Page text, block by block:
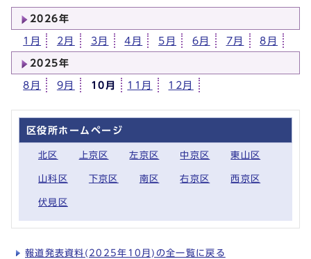
2026年
1月 2月 3月 4月 5月 6月 7月 8月
2025年
8月 9月 10月 11月 12月
区役所ホームページ
北区 上京区 左京区 中京区 東山区
山科区 下京区 南区 右京区 西京区
伏見区
報道発表資料(2025年10月)の全一覧に戻る